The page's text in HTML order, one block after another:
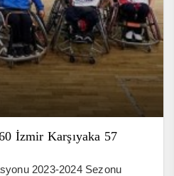
İzmir Karşıyaka 57
2023-2024 Sezonu